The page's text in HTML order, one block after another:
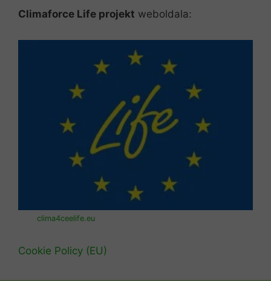
Climaforce Life projekt weboldala:
clima4ceelife.eu
Cookie Policy (EU)